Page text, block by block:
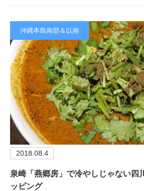
沖縄本島南部＆以南
2018.08.4
泉崎「燕郷房」で冷やしじゃない四
ッピング